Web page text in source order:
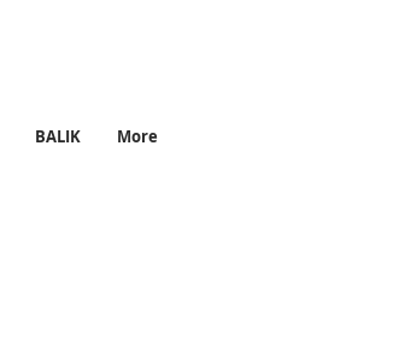
BALIK More